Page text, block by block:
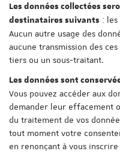
Les données collectées
destinataires suivants :
Aucun autre usage des
aucune transmission des
tiers ou un sous-traitant.
Les données sont
Vous pouvez accéder aux
demander leur effacement
du traitement de vos
tout moment votre
en renonçant à vous